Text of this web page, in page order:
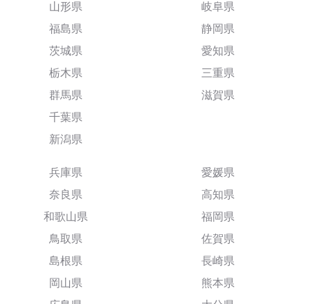
山形県
福島県
茨城県
栃木県
群馬県
千葉県
新潟県
岐阜県
静岡県
愛知県
三重県
滋賀県
兵庫県
奈良県
和歌山県
鳥取県
島根県
岡山県
愛媛県
高知県
福岡県
佐賀県
長崎県
熊本県